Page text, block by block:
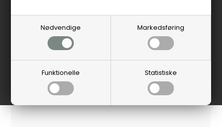
Nødvendige Markedsføring
Funktionelle Statistiske